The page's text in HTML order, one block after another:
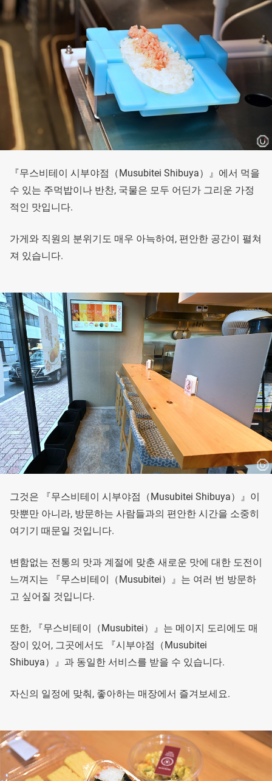
『무스비테이 시부야점（Musubitei Shibuya）』에서 먹을
수 있는 주먹밥이나 반찬, 국물은 모두 어딘가 그리운 가정
적인 맛입니다.
가게와 직원의 분위기도 매우 아늑하여, 편안한 공간이 펼쳐
져 있습니다.
그것은 『무스비테이 시부야점（Musubitei Shibuya）』이
맛뿐만 아니라, 방문하는 사람들과의 편안한 시간을 소중히
여기기 때문일 것입니다.
변함없는 전통의 맛과 계절에 맞춘 새로운 맛에 대한 도전이
느껴지는 『무스비테이（Musubitei）』는 여러 번 방문하
고 싶어질 것입니다.
또한, 『무스비테이（Musubitei）』는 메이지 도리에도 매
장이 있어, 그곳에서도 『시부야점（Musubitei
Shibuya）』과 동일한 서비스를 받을 수 있습니다.
자신의 일정에 맞춰, 좋아하는 매장에서 즐겨보세요.